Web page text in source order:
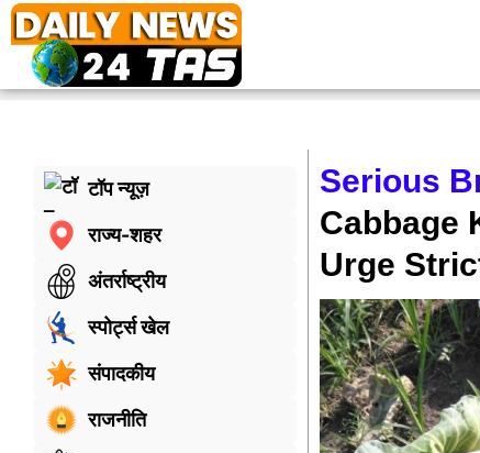
टॉप न्यूज़
राज्य-शहर
अंतर्राष्ट्रीय
स्पोर्ट्स खेल
संपादकीय
राजनीति
Serious
Cabbage
Urge